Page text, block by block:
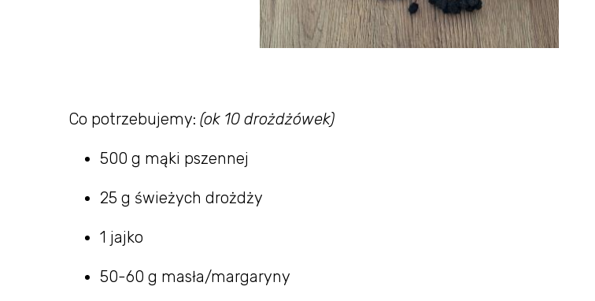
Co potrzebujemy: (ok 10 drożdżówek)
500 g mąki pszennej
25 g świeżych drożdży
1 jajko
50-60 g masła/margaryny